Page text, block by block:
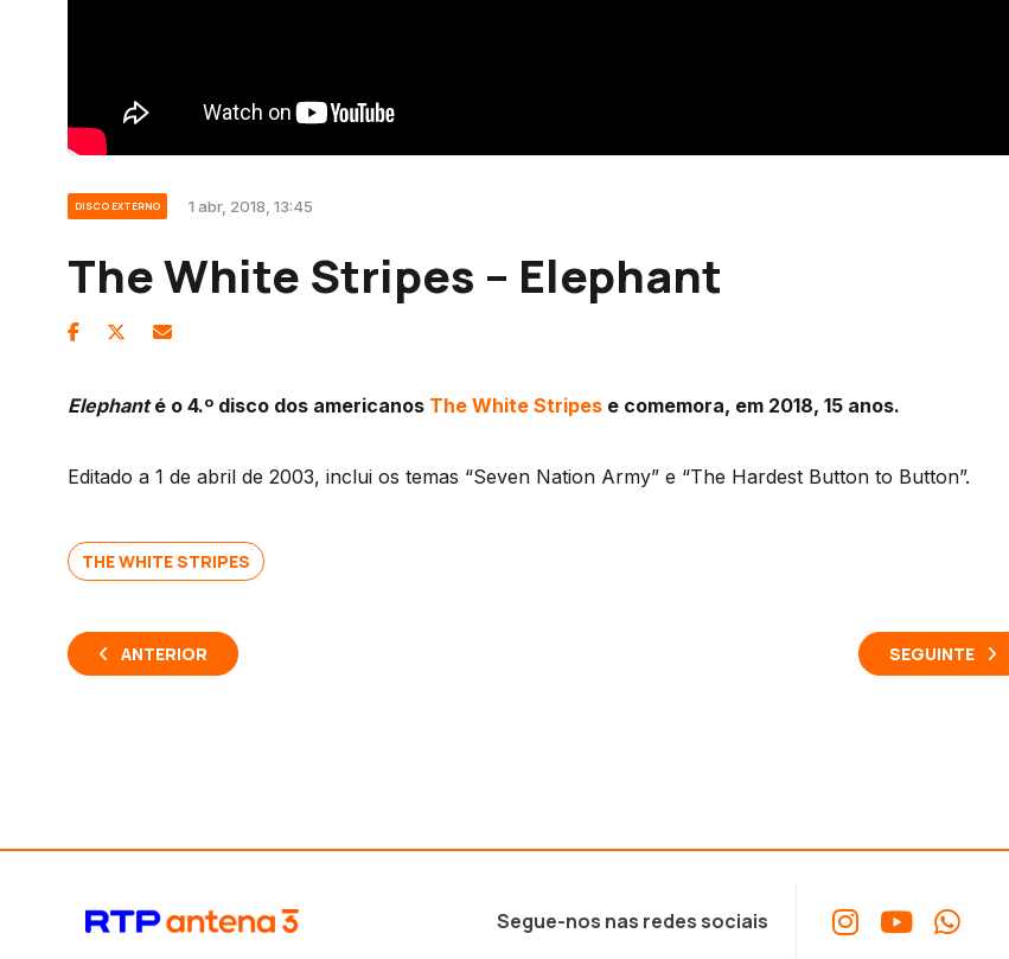
DISCO EXTERNO 1 abr, 2018, 13:45
The White Stripes – Elephant
Elephanté o 4.º disco dos americanos The White Stripes e comemora, em 2018, 15 anos.
Editado a 1 de abril de 2003, inclui os temas “Seven Nation Army” e “The Hardest Button to Button”.
THE WHITE STRIPES
ANTERIOR SEGUINTE
Segue-nos nas redes sociais